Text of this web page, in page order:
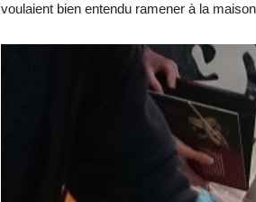
voulaient bien entendu ramener à la